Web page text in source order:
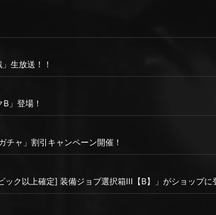
生放送！！
」登場！
ャ」割引キャンペーン開催！
ック以上確定] 装備ジョブ選択箱III【B】」がショップに